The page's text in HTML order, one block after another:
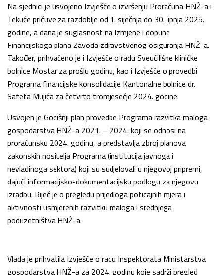
Na sjednici je usvojeno Izvješće o izvršenju Proračuna HNŽ-a i
Tekuće pričuve za razdoblje od 1. siječnja do 30. lipnja 2025.
godine, a dana je suglasnost na Izmjene i dopune
Financijskoga plana Zavoda zdravstvenog osiguranja HNŽ-a.
Također, prihvaćeno je i Izvješće o radu Sveučilišne kliničke
bolnice Mostar za prošlu godinu, kao i Izvješće o provedbi
Programa financijske konsolidacije Kantonalne bolnice dr.
Safeta Mujića za četvrto tromjesečje 2024. godine.
Usvojen je Godišnji plan provedbe Programa razvitka maloga
gospodarstva HNŽ-a 2021. – 2024. koji se odnosi na
proračunsku 2024. godinu, a predstavlja zbroj planova
zakonskih nositelja Programa (institucija javnoga i
nevladinoga sektora) koji su sudjelovali u njegovoj pripremi,
dajući informacijsko-dokumentacijsku podlogu za njegovu
izradbu. Riječ je o pregledu prijedloga poticajnih mjera i
aktivnosti usmjerenih razvitku maloga i srednjega
poduzetništva HNŽ-a.
Vlada je prihvatila Izvješće o radu Inspektorata Ministarstva
gospodarstva HNŽ-a za 2024. godinu koje sadrži pregled